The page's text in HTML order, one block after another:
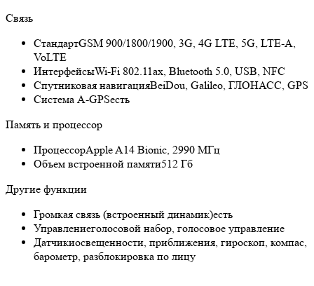
Связь
СтандартGSM 900/1800/1900, 3G, 4G LTE, 5G, LTE-A,
VoLTE
ИнтерфейсыWi-Fi 802.11ax, Bluetooth 5.0, USB, NFC
Спутниковая навигацияBeiDou, Galileo, ГЛОНАСС, GPS
Cистема A-GPSесть
Память и процессор
ПроцессорApple A14 Bionic, 2990 МГц
Объем встроенной памяти512 Гб
Другие функции
Громкая связь (встроенный динамик)есть
Управлениеголосовой набор, голосовое управление
Датчикиосвещенности, приближения, гироскоп, компас,
барометр, разблокировка по лицу